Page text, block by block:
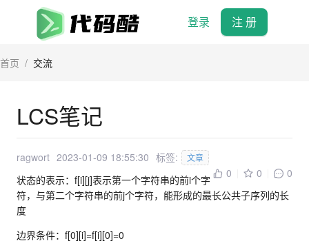
登录 注 册
首页 / 交流
LCS笔记
ragwort 2023-01-09 18:55:30 标签: 文章
0 0 0
状态的表示：f[i][j]表示第一个字符串的前i个字
符，与第二个字符串的前j个字符，能形成的最长公共子序列的长
度
边界条件：f[0][i]=f[i][0]=0